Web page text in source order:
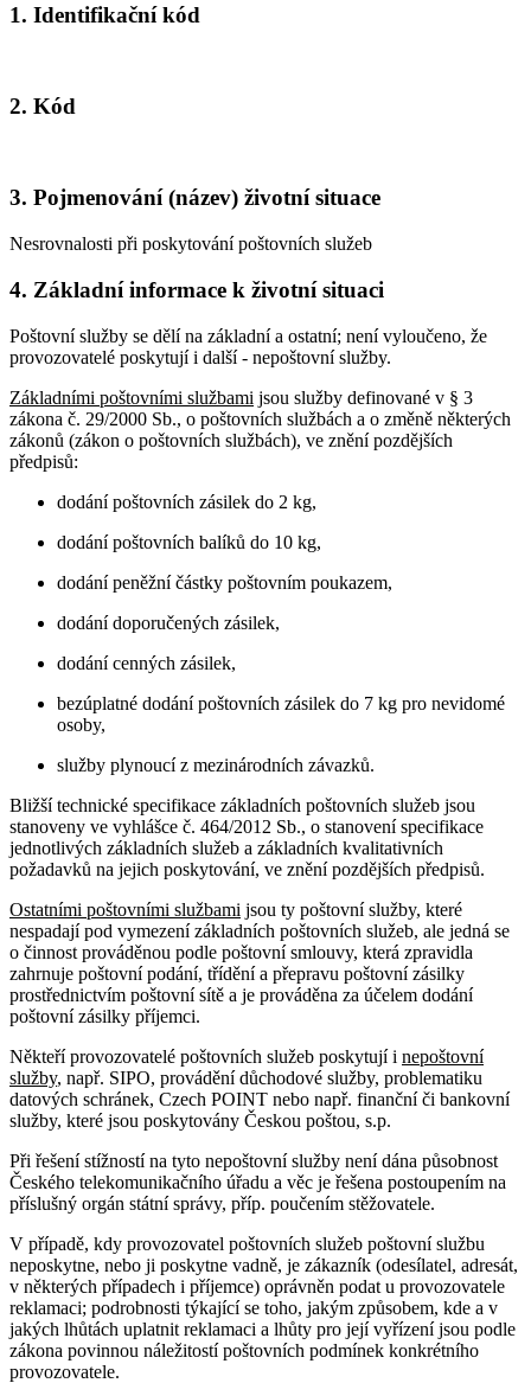
1. Identifikační kód
2. Kód
3. Pojmenování (název) životní situace
Nesrovnalosti při poskytování poštovních služeb
4. Základní informace k životní situaci
Poštovní služby se dělí na základní a ostatní; není vyloučeno, že
provozovatelé poskytují i další - nepoštovní služby.
Základními poštovními službami jsou služby definované v § 3
zákona č. 29/2000 Sb., o poštovních službách a o změně některých
zákonů (zákon o poštovních službách), ve znění pozdějších
předpisů:
dodání poštovních zásilek do 2 kg,
dodání poštovních balíků do 10 kg,
dodání peněžní částky poštovním poukazem,
dodání doporučených zásilek,
dodání cenných zásilek,
bezúplatné dodání poštovních zásilek do 7 kg pro nevidomé
osoby,
služby plynoucí z mezinárodních závazků.
Bližší technické specifikace základních poštovních služeb jsou
stanoveny ve vyhlášce č. 464/2012 Sb., o stanovení specifikace
jednotlivých základních služeb a základních kvalitativních
požadavků na jejich poskytování, ve znění pozdějších předpisů.
Ostatními poštovními službami jsou ty poštovní služby, které
nespadají pod vymezení základních poštovních služeb, ale jedná se
o činnost prováděnou podle poštovní smlouvy, která zpravidla
zahrnuje poštovní podání, třídění a přepravu poštovní zásilky
prostřednictvím poštovní sítě a je prováděna za účelem dodání
poštovní zásilky příjemci.
Někteří provozovatelé poštovních služeb poskytují i nepoštovní
služby, např. SIPO, provádění důchodové služby, problematiku
datových schránek, Czech POINT nebo např. finanční či bankovní
služby, které jsou poskytovány Českou poštou, s.p.
Při řešení stížností na tyto nepoštovní služby není dána působnost
Českého telekomunikačního úřadu a věc je řešena postoupením na
příslušný orgán státní správy, příp. poučením stěžovatele.
V případě, kdy provozovatel poštovních služeb poštovní službu
neposkytne, nebo ji poskytne vadně, je zákazník (odesílatel, adresát,
v některých případech i příjemce) oprávněn podat u provozovatele
reklamaci; podrobnosti týkající se toho, jakým způsobem, kde a v
jakých lhůtách uplatnit reklamaci a lhůty pro její vyřízení jsou podle
zákona povinnou náležitostí poštovních podmínek konkrétního
provozovatele.